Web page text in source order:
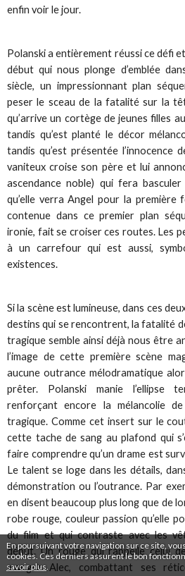
En poursuivant votre navigation sur ce site,
cookies. Ces derniers assurent le bon
savoir plus
enfin voir le jour.
Polanski a entièrement réussi ce défi
début qui nous plonge d’emblée
siècle, un impressionnant plan
peser le sceau de la fatalité sur la
qu’arrive un cortège de jeunes filles
tandis qu’est planté le décor
tandis qu’est présentée l’innocence
vaniteux croise son père et lui
ascendance noble) qui fera
qu’elle verra Angel pour la
contenue dans ce premier plan
ironie, fait se croiser ces routes. Les
à un carrefour qui est aussi,
existences.
Si la scène est lumineuse, dans ces
destins qui se rencontrent, la fatalité
tragique semble ainsi déjà nous être
l’image de cette première scène
aucune outrance mélodramatique
prêter. Polanski manie l’ellipse
renforçant encore la mélancolie
tragique. Comme cet insert sur le
cette tache de sang au plafond qui
faire comprendre qu’un drame est
Le talent se loge dans les détails,
démonstration ou l’outrance. Par
en disent beaucoup plus long que de
robe rouge, couleur passion qu’elle
du film et qui contraste avec les
début. Un rouge qui rappelle celui
manger Alec, combattant ses